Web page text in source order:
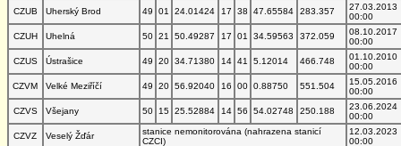
CZUB
Uherský Brod 49 01 24.01424 17 38 47.65584 283.357
27.03.2013
00:00
CZUH
Uhelná 50 21 50.49287 17 01 34.59563 372.059
08.10.2017
00:00
CZUS
Ústrašice 49 20 34.71380 14 41 5.12014 466.748
01.10.2010
00:00
CZVM
Velké Meziříčí 49 20 56.92040 16 00 0.88750 551.504
15.05.2016
00:00
CZVS
Všejany 50 15 25.52884 14 56 54.02748 250.188
23.06.2024
00:00
CZVZ
Veselý Žďár
stanice nemonitorována (nahrazena stanicí
CZCI)
12.03.2023
00:00